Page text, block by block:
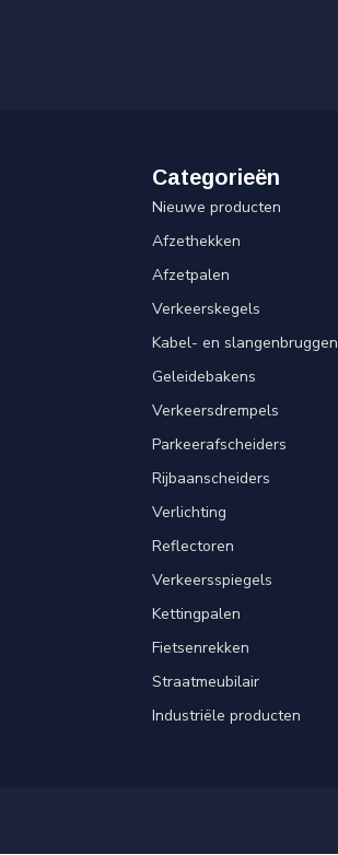
Categorieën
Nieuwe producten
Afzethekken
Afzetpalen
Verkeerskegels
Kabel- en slangenbruggen
Geleidebakens
Verkeersdrempels
Parkeerafscheiders
Rijbaanscheiders
Verlichting
Reflectoren
Verkeersspiegels
Kettingpalen
Fietsenrekken
Straatmeubilair
Industriële producten